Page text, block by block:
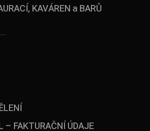
KAVÁREN a BARŮ
– FAKTURAČNÍ ÚDAJE